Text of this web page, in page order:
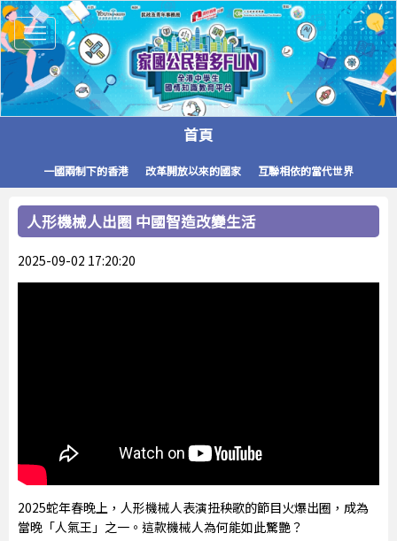
Toggle
navigation
首頁
一國兩制下的香港 改革開放以來的國家 互聯相依的當代世界
人形機械人出圈 中國智造改變生活
2025-09-02 17:20:20
2025蛇年春晚上，人形機械人表演扭秧歌的節目火爆出圈，成為
當晚「人氣王」之一。這款機械人為何能如此驚艷？